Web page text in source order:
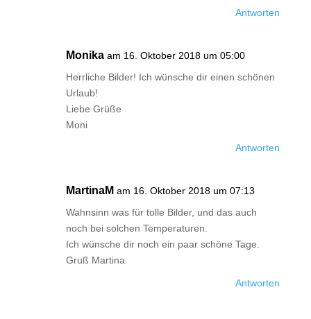
Antworten
Monika am 16. Oktober 2018 um 05:00
Herrliche Bilder! Ich wünsche dir einen schönen
Urlaub!
Liebe Grüße
Moni
Antworten
MartinaM am 16. Oktober 2018 um 07:13
Wahnsinn was für tolle Bilder, und das auch
noch bei solchen Temperaturen.
Ich wünsche dir noch ein paar schöne Tage.
Gruß Martina
Antworten